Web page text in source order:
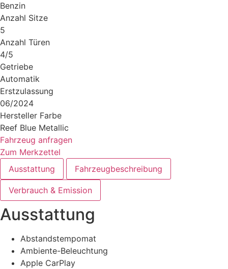
Benzin
Anzahl Sitze
5
Anzahl Türen
4/5
Getriebe
Automatik
Erstzulassung
06/2024
Hersteller Farbe
Reef Blue Metallic
Fahrzeug anfragen
Zum Merkzettel
Ausstattung
Fahrzeugbeschreibung
Verbrauch & Emission
Ausstattung
Abstandstempomat
Ambiente-Beleuchtung
Apple CarPlay